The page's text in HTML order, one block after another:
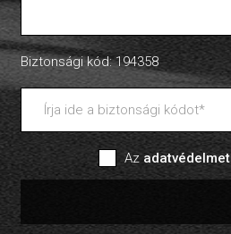
Biztonsági kód: 194358
Azadatvédelmet